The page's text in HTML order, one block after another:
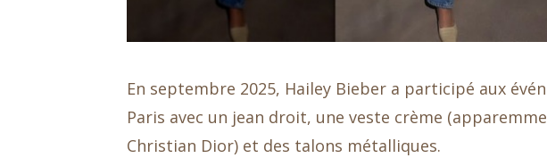
En septembre 2025, Hailey Bieber a participé aux
Paris avec un jean droit, une veste crème
Christian Dior) et des talons métalliques.